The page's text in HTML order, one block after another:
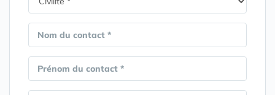
Nom du contact *
Prénom du contact *